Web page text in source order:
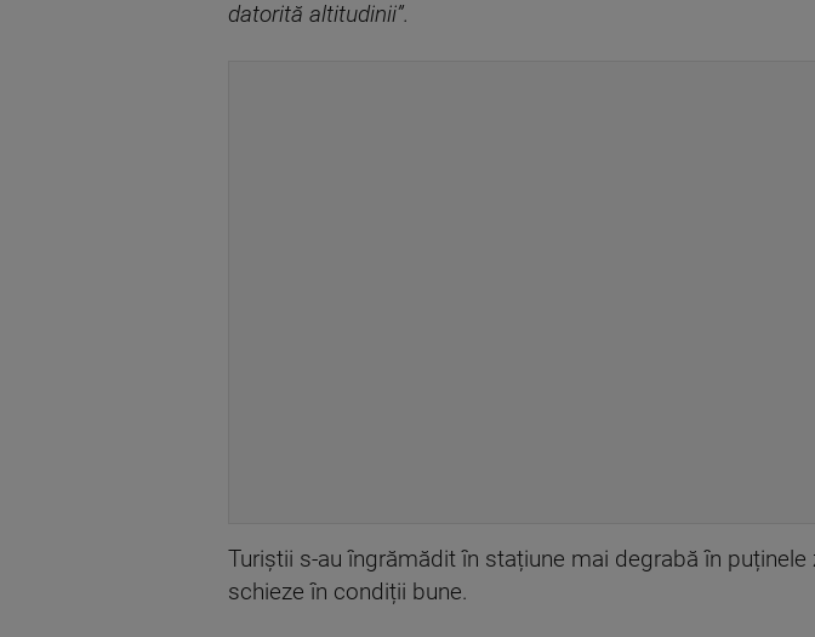
datorită altitudinii”.
Turiștii s-au îngrămădit în stațiune mai degrabă în
schieze în condiții bune.